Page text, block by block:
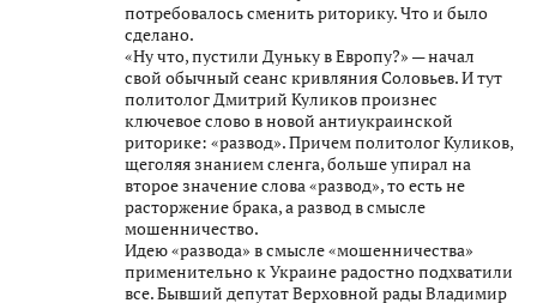
потребовалось сменить риторику. Что и было
сделано.
«Ну что, пустили Дуньку в Европу?» — начал
свой обычный сеанс кривляния Соловьев. И тут
политолог Дмитрий Куликов произнес
ключевое слово в новой антиукраинской
риторике: «развод». Причем политолог Куликов,
щеголяя знанием сленга, больше упирал на
второе значение слова «развод», то есть не
расторжение брака, а развод в смысле
мошенничество.
Идею «развода» в смысле «мошенничества»
применительно к Украине радостно подхватили
все. Бывший депутат Верховной рады Владимир